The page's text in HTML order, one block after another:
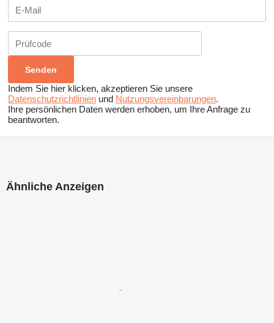
Indem Sie hier klicken, akzeptieren Sie unsere
Datenschutzrichtlinien und Nutzungsvereinbarungen.
Ihre persönlichen Daten werden erhoben, um Ihre Anfrage zu
beantworten.
Ähnliche Anzeigen